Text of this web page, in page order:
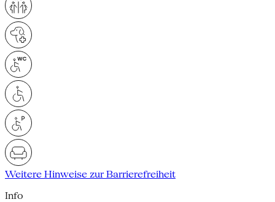
Weitere Hinweise zur Barrierefreiheit
Info